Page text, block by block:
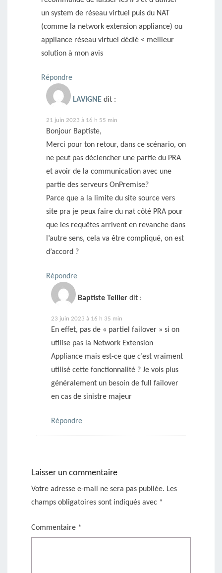
un system de réseau virtuel puis du NAT
(comme la network extension appliance) ou
appliance réseau virtuel dédié < meilleur
solution à mon avis
Répondre
LAVIGNE dit :
21 juin 2023 à 16 h 55 min
Bonjour Baptiste,
Merci pour ton retour, dans ce scénario, on
ne peut pas déclencher une partie du PRA
et avoir de la communication avec une
partie des serveurs OnPremise?
Parce que a la limite du site source vers
site pra je peux faire du nat côté PRA pour
que les requêtes arrivent en revanche dans
l’autre sens, cela va être compliqué, on est
d’accord ?
Répondre
Baptiste Tellier dit :
23 juin 2023 à 16 h 35 min
En effet, pas de « partiel failover » si on
utilise pas la Network Extension
Appliance mais est-ce que c’est vraiment
utilisé cette fonctionnalité ? Je vois plus
généralement un besoin de full failover
en cas de sinistre majeur
Répondre
Laisser un commentaire
Votre adresse e-mail ne sera pas publiée. Les
champs obligatoires sont indiqués avec *
Commentaire *